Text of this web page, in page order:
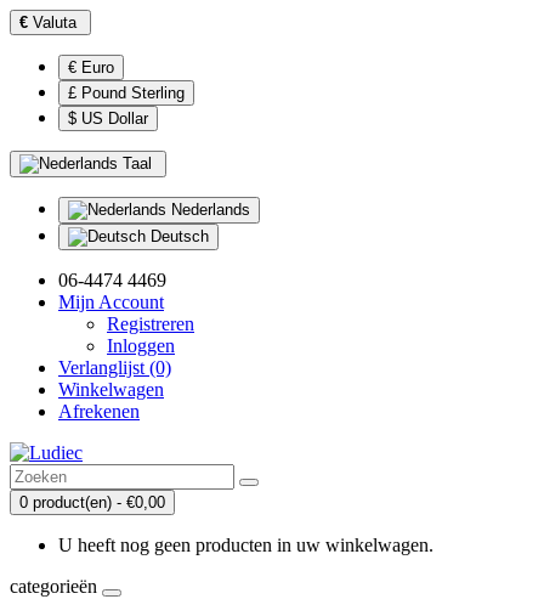
€ Valuta
€ Euro
£ Pound Sterling
$ US Dollar
Taal
Nederlands
Deutsch
06-4474 4469
Mijn Account
Registreren
Inloggen
Verlanglijst (0)
Winkelwagen
Afrekenen
0 product(en) - €0,00
U heeft nog geen producten in uw winkelwagen.
categorieën